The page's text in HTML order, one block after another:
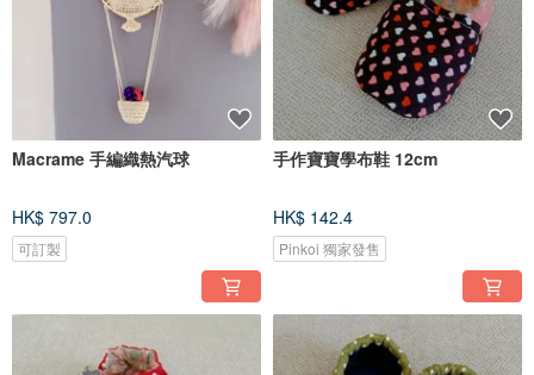
Macrame 手編織熱汽球
HK$ 797.0
可訂製
手作寶寶學布鞋 12cm
HK$ 142.4
Pinkoi 獨家發售